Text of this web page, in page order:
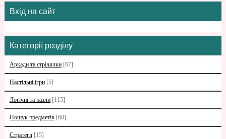
Вхід на сайт
Категорії розділу
Аркади та стрілялки [67]
Настільні ігри [5]
Логічні та пазли [115]
Пошук предметів [68]
Стратегії [15]